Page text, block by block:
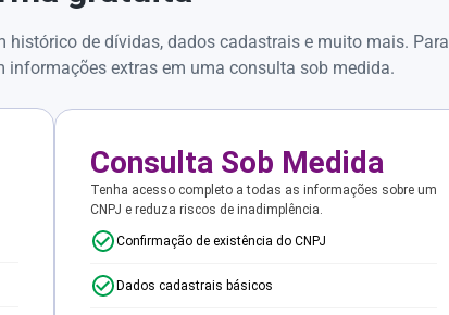
histórico de dívidas, dados cadastrais e muito mais. Para
informações extras em uma consulta sob medida.
Consulta Sob Medida
Tenha acesso completo a todas as informações sobre um
CNPJ e reduza riscos de inadimplência.
Confirmação de existência do CNPJ
Dados cadastrais básicos